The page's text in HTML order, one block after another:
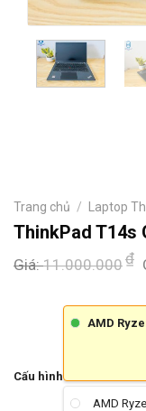
Trang chủ / Laptop
ThinkPad T14s
Giá:11.000.000₫
Cấu hình
AMD
AMD